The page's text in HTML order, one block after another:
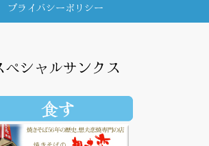
プライバシーポリシー
ペシャルサンクス